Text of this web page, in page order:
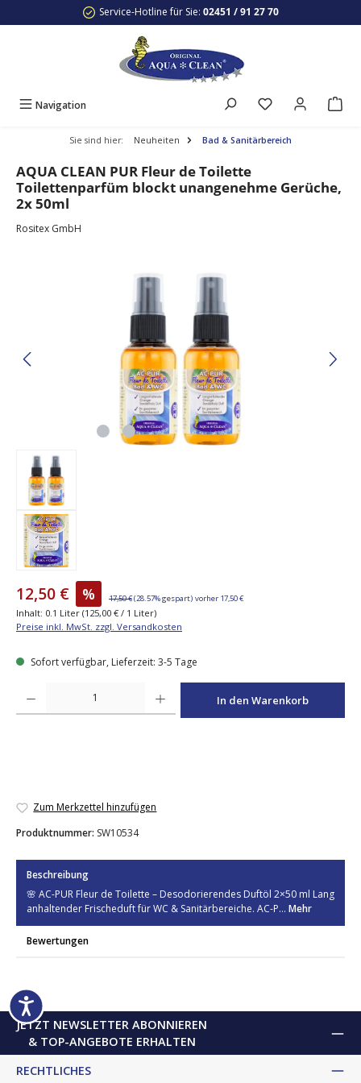
Zum Hauptinhalt springenService-Hotline für Sie: 02451 / 91 27 70
Navigation
Sie sind hier: Neuheiten Bad & Sanitärbereich
AQUA CLEAN PUR Fleur de Toilette
Toilettenparfüm blockt unangenehme Gerüche,
2x 50ml
Rositex GmbH
Bildergalerie überspringen
12,50 € % 17,50 €(28.57% gespart) vorher 17,50 €
Inhalt: 0.1 Liter (125,00 € / 1 Liter)
Preise inkl. MwSt. zzgl. Versandkosten
Sofort verfügbar, Lieferzeit: 3-5 Tage
In den Warenkorb
Zum Merkzettel hinzufügen
Produktnummer: SW10534
Beschreibung
🌸 AC-PUR Fleur de Toilette – Desodorierendes Duftöl 2×50 ml Lang
anhaltender Frischeduft für WC & Sanitärbereiche. AC-P… Mehr
Bewertungen
JETZT NEWSLETTER ABONNIEREN
& TOP-ANGEBOTE ERHALTEN
RECHTLICHES